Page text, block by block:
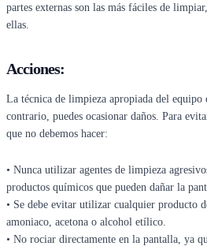
partes externas son las más fáciles de
ellas.
Acciones:
La técnica de limpieza apropiada del
contrario, puedes ocasionar daños. Para
que no debemos hacer:
• Nunca utilizar agentes de limpieza
productos químicos que pueden dañar la
• Se debe evitar utilizar cualquier producto
amoniaco, acetona o alcohol etílico.
• No rociar directamente en la pantalla, ya